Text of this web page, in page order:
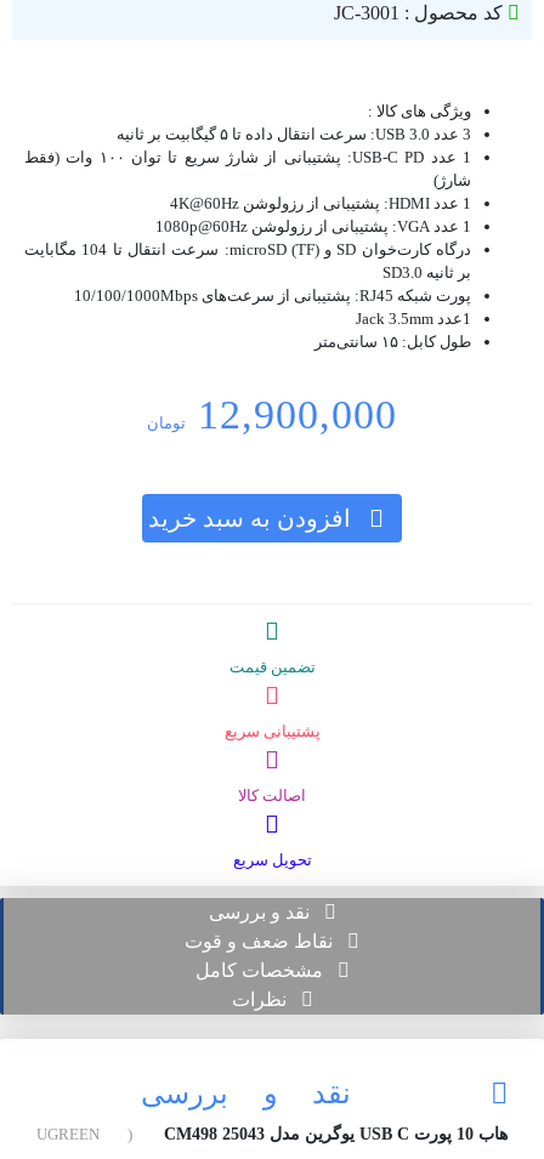
کد محصول : JC-3001
ویژگی های کالا :
3 عدد USB 3.0: سرعت انتقال داده تا ۵ گیگابیت بر ثانیه
1 عدد USB-C PD: پشتیبانی از شارژ سریع تا توان ۱۰۰ وات (فقط
شارژ)
1 عدد HDMI: پشتیبانی از رزولوشن 4K@60Hz
1 عدد VGA: پشتیبانی از رزولوشن 1080p@60Hz
درگاه کارت‌خوان SD و microSD (TF): سرعت انتقال تا 104 مگابایت
بر ثانیه SD3.0
پورت شبکه RJ45: پشتیبانی از سرعت‌های 10/100/1000Mbps
1عدد Jack 3.5mm
طول کابل: ۱۵ سانتی‌متر
12,900,000 تومان
تضمین قیمت
پشتیبانی سریع
اصالت کالا
تحویل سریع
نقد و بررسی
نقاط ضعف و قوت
مشخصات کامل
نظرات
نقد و بررسی
هاب 10 پورت USB C یوگرین مدل CM498 25043
( UGREEN